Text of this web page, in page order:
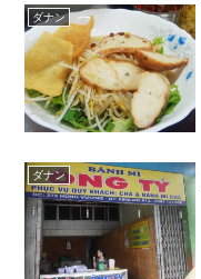
ダナン
ダナン